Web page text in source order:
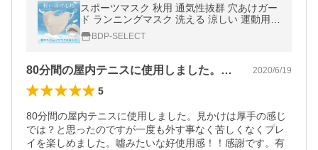
スポーツマスク 秋用 通気性抜群 穴あけガー
ド ランニングマスク 洗える 涼しい 運動用マ
スク UVカット 2枚入り 在庫あり 送料無料
翌日発送
BDP-SELECT
80分間の屋内テニスに使用しました。見… 2020/6/19
5
80分間の屋内テニスに使用しました。見かけは厚手の感じ
では？と思ったのですが一度も外す事なく苦しくなくプレ
イを楽しめました。噓みたいな好使用感！！感謝です。有